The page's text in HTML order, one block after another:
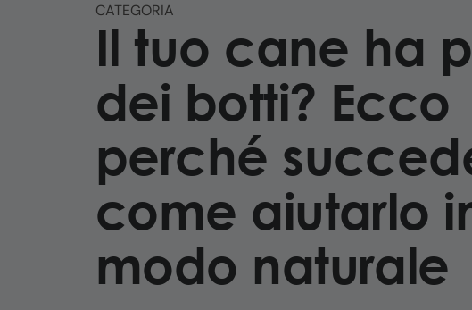
dei
rimedi
CATEGORIA
Il tuo cane ha
dei botti? Ecco
perché
come aiutarlo
modo naturale